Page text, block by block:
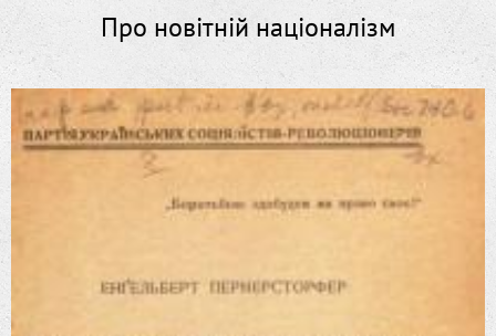
Про новітній націоналізм